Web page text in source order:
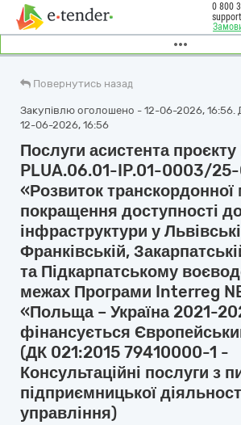
0 800
Повернутись назад
Закупівлю оголошено - 12-06-2026, 16:56.
12-06-2026, 16:56
Послуги асистента
PLUA.06.01-IP.01-0003/
«Розвиток транскордонної
покращення доступності
інфраструктури у
Франківській,
та Підкарпатському
межах Програми Interreg
«Польща – Україна 2021-
фінансується
(ДК 021:2015 79410000-1 -
Консультаційні послуги з
підприємницької
управління)